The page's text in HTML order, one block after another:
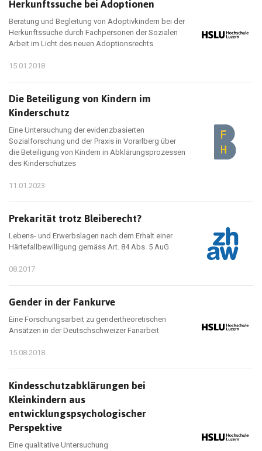
Herkunftssuche bei Adoptionen
Beratung und Begleitung von Adoptivkindern bei der
Herkunftssuche durch Fachpersonen der Sozialen
Arbeit im Licht des neuen Adoptionsrechts
15.01.2018
Die Beteiligung von Kindern im
Kinderschutz
Eine Untersuchung der evidenzbasierten
Sozialforschung und der Praxis in Vorarlberg über
die Beteiligung von Kindern in Abklärungsprozessen
des Kinderschutzes
11.01.2023
Prekarität trotz Bleiberecht?
Lebens- und Erwerbslagen nach dem Erhalt einer
Härtefallbewilligung gemäss Art. 84 Abs. 5 AuG
08.2017
Gender in der Fankurve
Eine Forschungsarbeit zu gendertheoretischen
Ansätzen in der Deutschschweizer Fanarbeit
15.08.2018
Kindesschutzabklärungen bei
Kleinkindern aus
entwicklungspsychologischer
Perspektive
Eine qualitative Untersuchung